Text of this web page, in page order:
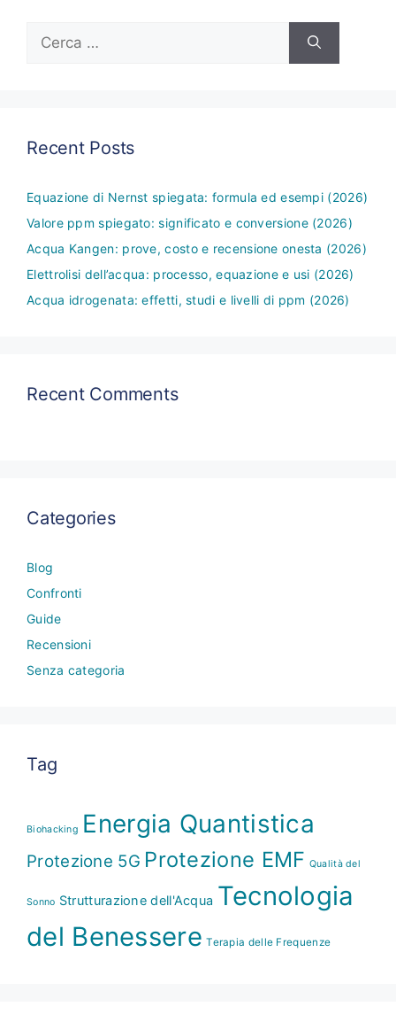
per:
Recent Posts
Equazione di Nernst spiegata: formula ed esempi (2026)
Valore ppm spiegato: significato e conversione (2026)
Acqua Kangen: prove, costo e recensione onesta (2026)
Elettrolisi dell’acqua: processo, equazione e usi (2026)
Acqua idrogenata: effetti, studi e livelli di ppm (2026)
Recent Comments
Categories
Blog
Confronti
Guide
Recensioni
Senza categoria
Tag
Biohacking Energia Quantistica
Protezione 5G Protezione EMF Qualità del
Sonno Strutturazione dell'Acqua Tecnologia
del Benessere Terapia delle Frequenze